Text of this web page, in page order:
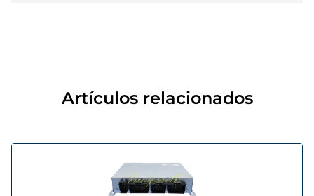
Artículos relacionados